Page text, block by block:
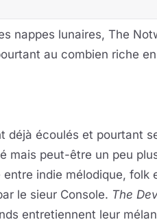
nappes lunaires, The
au combien riche
déjà écoulés et pourtant
mais peut-être un peu
indie mélodique, folk
le sieur Console. The
entretiennent leur